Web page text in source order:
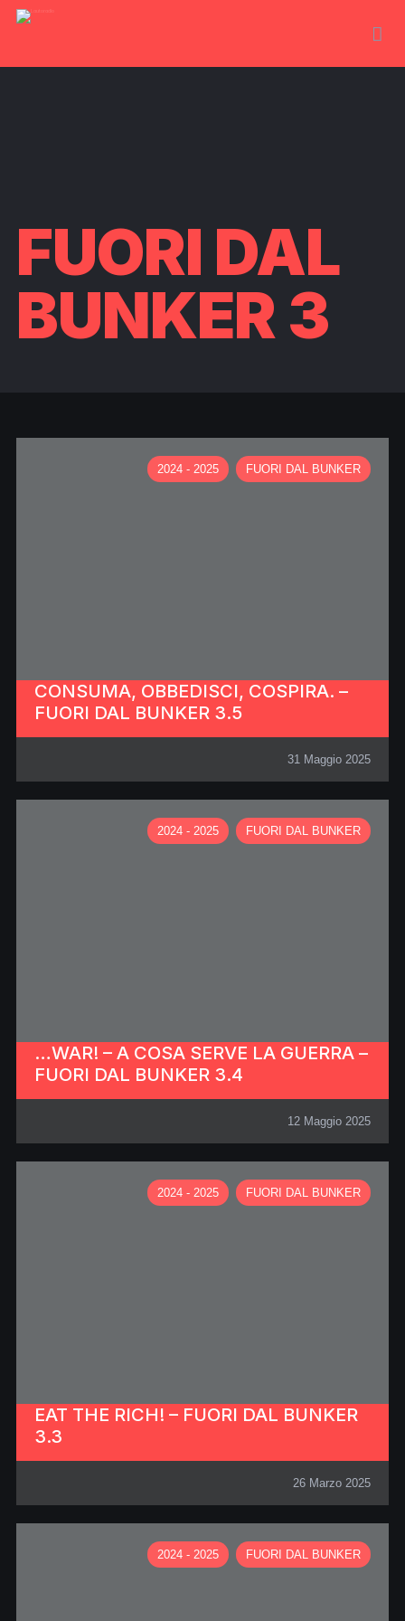
FUORI DAL
BUNKER 3
2024 - 2025 FUORI DAL BUNKER
CONSUMA, OBBEDISCI, COSPIRA. –
FUORI DAL BUNKER 3.5
31 Maggio 2025
2024 - 2025 FUORI DAL BUNKER
…WAR! – A COSA SERVE LA GUERRA –
FUORI DAL BUNKER 3.4
12 Maggio 2025
2024 - 2025 FUORI DAL BUNKER
EAT THE RICH! – FUORI DAL BUNKER
3.3
26 Marzo 2025
2024 - 2025 FUORI DAL BUNKER